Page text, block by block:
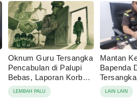
Oknum Guru Tersangka
Pencabulan di Palupi
Bebas, Laporan Korban
Berujung Damai
LEMBAH PALU
Mantan
Bapenda
Korupsi
LAIN LAIN